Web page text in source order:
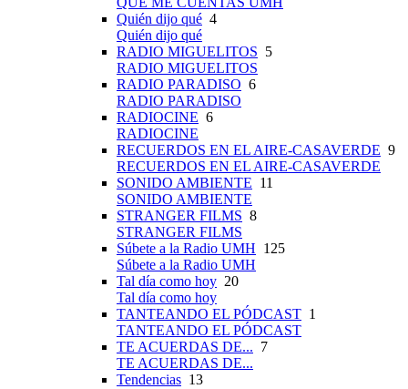
Quién dijo qué 4
Quién dijo qué
RADIO MIGUELITOS 5
RADIO MIGUELITOS
RADIO PARADISO 6
RADIO PARADISO
RADIOCINE 6
RADIOCINE
RECUERDOS EN EL AIRE-CASAVERDE 9
RECUERDOS EN EL AIRE-CASAVERDE
SONIDO AMBIENTE 11
SONIDO AMBIENTE
STRANGER FILMS 8
STRANGER FILMS
Súbete a la Radio UMH 125
Súbete a la Radio UMH
Tal día como hoy 20
Tal día como hoy
TANTEANDO EL PÓDCAST 1
TANTEANDO EL PÓDCAST
TE ACUERDAS DE... 7
TE ACUERDAS DE...
Tendencias 13